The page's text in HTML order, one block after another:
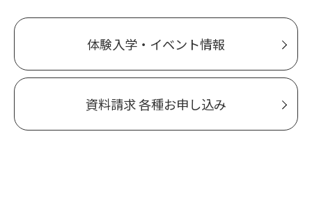
体験入学・イベント情報
資料請求 各種お申し込み